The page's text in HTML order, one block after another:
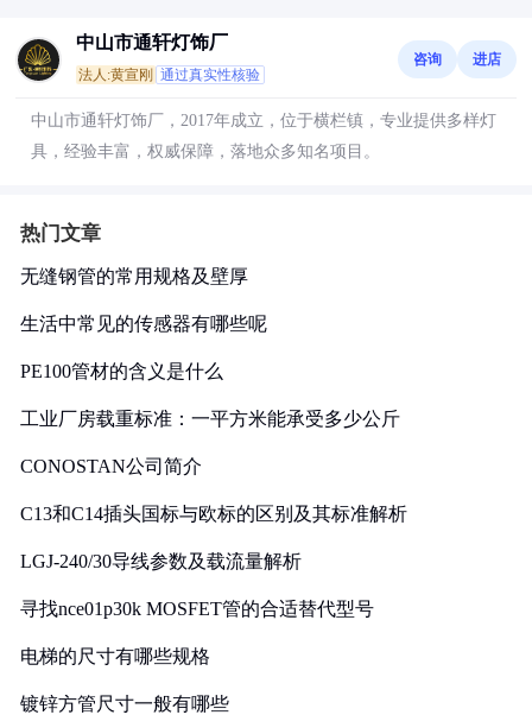
中山市通轩灯饰厂
法人:黄宣刚 通过真实性核验
咨询 进店
中山市通轩灯饰厂，2017年成立，位于横栏镇，专业提供多样灯
具，经验丰富，权威保障，落地众多知名项目。
热门文章
无缝钢管的常用规格及壁厚
生活中常见的传感器有哪些呢
PE100管材的含义是什么
工业厂房载重标准：一平方米能承受多少公斤
CONOSTAN公司简介
C13和C14插头国标与欧标的区别及其标准解析
LGJ-240/30导线参数及载流量解析
寻找nce01p30k MOSFET管的合适替代型号
电梯的尺寸有哪些规格
镀锌方管尺寸一般有哪些